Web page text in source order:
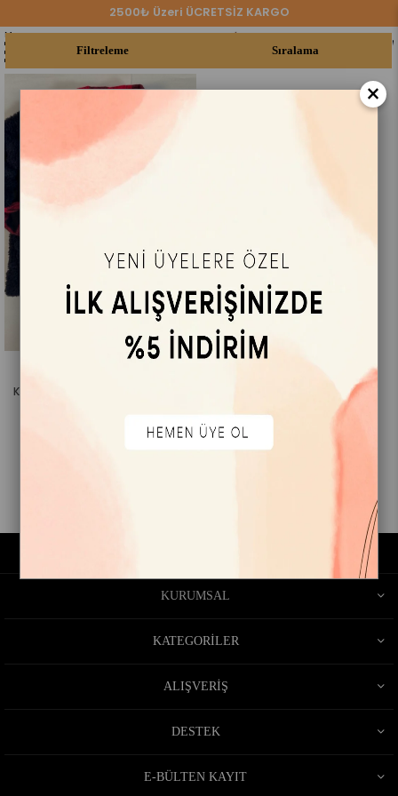
2500₺ Üzeri ÜCRETSİZ KARGO
Menu
KIZ ÇOCUK Ceket
Filtreleme Sıralama
Kış Yünü Peluş Hırka Unisex Siyah
₺479,92
KURUMSAL
KATEGORİLER
ALIŞVERİŞ
DESTEK
E-BÜLTEN KAYIT
×